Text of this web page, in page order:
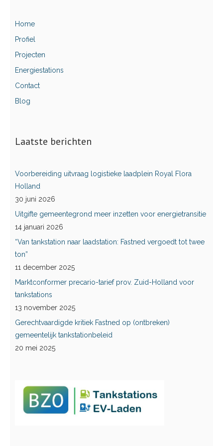
Home
Profiel
Projecten
Energiestations
Contact
Blog
Laatste berichten
Voorbereiding uitvraag logistieke laadplein Royal Flora
Holland
30 juni 2026
Uitgifte gemeentegrond meer inzetten voor energietransitie
14 januari 2026
“Van tankstation naar laadstation: Fastned vergoedt tot twee
ton”
11 december 2025
Marktconformer precario-tarief prov. Zuid-Holland voor
tankstations
13 november 2025
Gerechtvaardigde kritiek Fastned op (ontbreken)
gemeentelijk tankstationbeleid
20 mei 2025